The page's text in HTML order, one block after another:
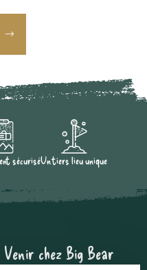
sécuriséUn tiers lieu unique
Venir chez Big Bear